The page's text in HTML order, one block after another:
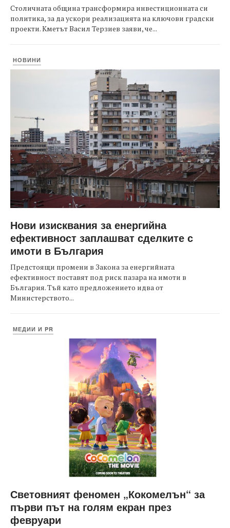
Столичната община трансформира инвестиционната си
политика, за да ускори реализацията на ключови градски
проекти. Кметът Васил Терзиев заяви, че...
НОВИНИ
Нови изисквания за енергийна
ефективност заплашват сделките с
имоти в България
Предстоящи промени в Закона за енергийната
ефективност поставят под риск пазара на имоти в
България. Тъй като предложението идва от
Министерството...
МЕДИИ И PR
Световният феномен „Кокомелън“ за
първи път на голям екран през
февруари